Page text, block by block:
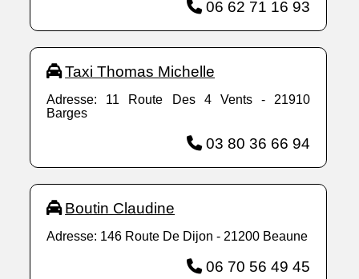
06 62 71 16 93
Taxi Thomas Michelle
Adresse: 11 Route Des 4 Vents - 21910
Barges
03 80 36 66 94
Boutin Claudine
Adresse: 146 Route De Dijon - 21200 Beaune
06 70 56 49 45